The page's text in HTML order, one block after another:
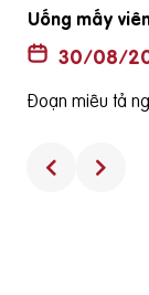
lớn tuổi đã